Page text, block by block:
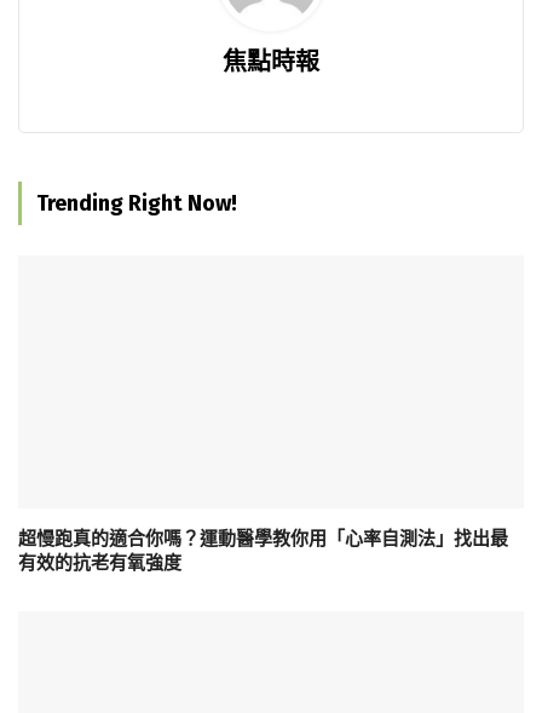
焦點時報
Trending Right Now!
超慢跑真的適合你嗎？運動醫學教你用「心率自測法」找出最
有效的抗老有氧強度